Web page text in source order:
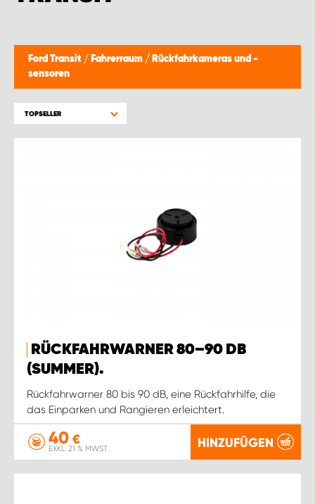
Ford Transit / Fahrerraum / Rückfahrkameras und -
sensoren
TOPSELLER
RÜCKFAHRWARNER 80–90 DB
(SUMMER).
Rückfahrwarner 80 bis 90 dB, eine Rückfahrhilfe, die
das Einparken und Rangieren erleichtert.
40 €
EXKL. 21 % MWST. HINZUFÜGEN
WORK SYSTEM BRÜSSEL
WORK SYSTEM LIMBURG-KEMPEN
WORK SYSTEM WORK SYSTEM BRÜGGE